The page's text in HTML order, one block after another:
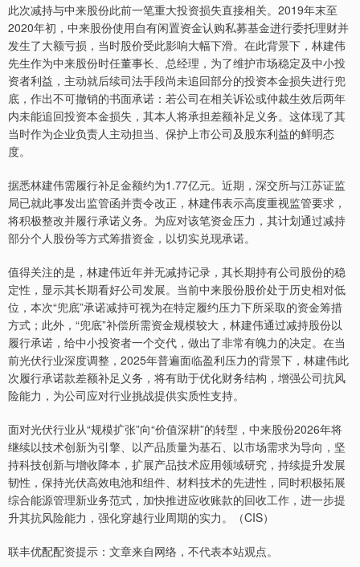
此次减持与中来股份此前一笔重大投资损失直接相关。2019年末至
2020年初，中来股份使用自有闲置资金认购私募基金进行委托理财并
发生了大额亏损，当时股价受此影响大幅下滑。在此背景下，林建伟
先生作为中来股份时任董事长、总经理，为了维护市场稳定及中小投
资者利益，主动就后续司法手段尚未追回部分的投资本金损失进行兜
底，作出不可撤销的书面承诺：若公司在相关诉讼或仲裁生效后两年
内未能追回投资本金损失，其本人将承担差额补足义务。这体现了其
当时作为企业负责人主动担当、保护上市公司及股东利益的鲜明态
度。
据悉林建伟需履行补足金额约为1.77亿元。近期，深交所与江苏证监
局已就此事发出监管函并责令改正，林建伟表示高度重视监管要求，
将积极整改并履行承诺义务。为应对该笔资金压力，其计划通过减持
部分个人股份等方式筹措资金，以切实兑现承诺。
值得关注的是，林建伟近年并无减持记录，其长期持有公司股份的稳
定性，显示其长期看好公司发展。当前中来股份股价处于历史相对低
位，本次“兜底”承诺减持可视为在特定履约压力下所采取的资金筹措
方式；此外，“兜底”补偿所需资金规模较大，林建伟通过减持股份以
履行承诺，给中小投资者一个交代，做出了非常有魄力的决定。在当
前光伏行业深度调整，2025年普遍面临盈利压力的背景下，林建伟此
次履行承诺款差额补足义务，将有助于优化财务结构，增强公司抗风
险能力，为公司应对行业挑战提供实质性支持。
面对光伏行业从“规模扩张”向“价值深耕”的转型，中来股份2026年将
继续以技术创新为引擎、以产品质量为基石、以市场需求为导向，坚
持科技创新与增收降本，扩展产品技术应用领域研究，持续提升发展
韧性，保持光伏高效电池和组件、材料技术的先进性，同时积极拓展
综合能源管理新业务范式，加快推进应收账款的回收工作，进一步提
升其抗风险能力，强化穿越行业周期的实力。（CIS）
联丰优配配资提示：文章来自网络，不代表本站观点。